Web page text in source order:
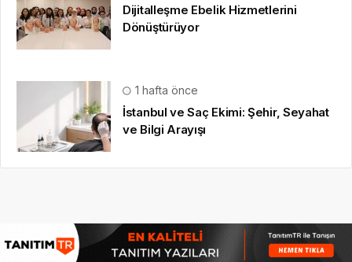
Dijitalleşme Ebelik Hizmetlerini
Dönüştürüyor
1 hafta önce
İstanbul ve Saç Ekimi: Şehir, Seyahat
ve Bilgi Arayışı